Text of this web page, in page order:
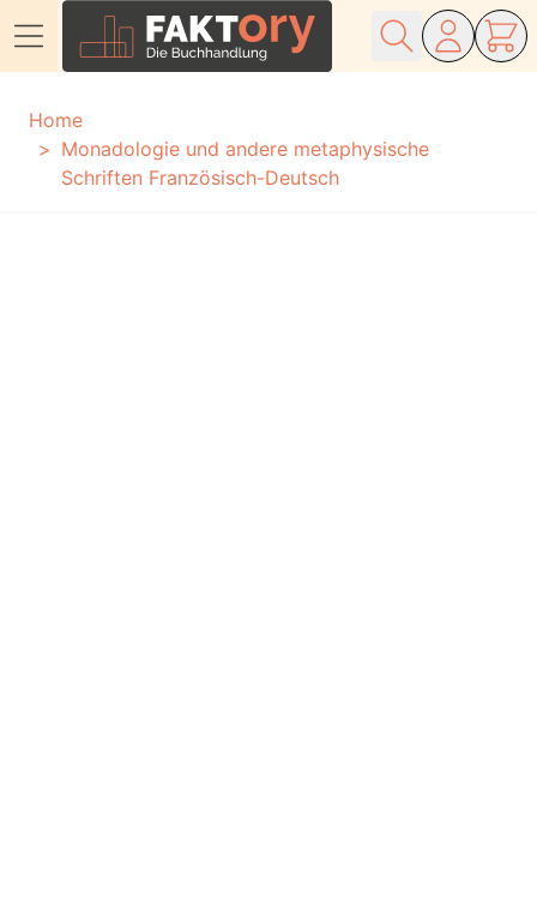
Home
Monadologie und andere metaphysische
Schriften Französisch-Deutsch